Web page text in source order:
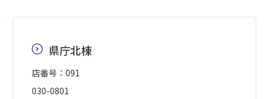
県庁北棟
店番号：091
030-0801